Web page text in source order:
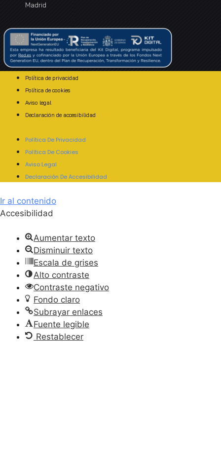
Madrid
Política de privacidad
Política de cookies
Aviso legal
Declaración de accesibilidad
Política De Privacidad
Política De Cookies
Aviso Legal
Declaración De Accesibilidad
Ir al contenido
Accesibilidad
Aumentar texto
Disminuir texto
Escala de grises
Alto contraste
Contraste negativo
Fondo claro
Subrayar enlaces
Fuente legible
Restablecer